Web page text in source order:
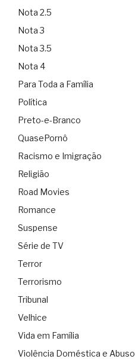
Nota 2.5
Nota 3
Nota 3.5
Nota 4
Para Toda a Família
Política
Preto-e-Branco
QuasePornô
Racismo e Imigração
Religião
Road Movies
Romance
Suspense
Série de TV
Terror
Terrorismo
Tribunal
Velhice
Vida em Família
Violência Doméstica e Abuso